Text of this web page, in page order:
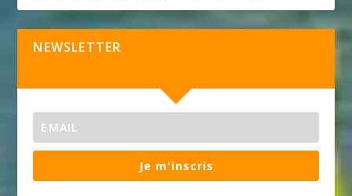
NEWSLETTER
Je m'inscris